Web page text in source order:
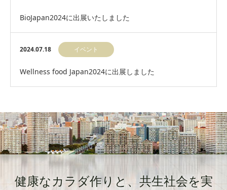
BioJapan2024に出展いたしました
2024.07.18 イベント
Wellness food Japan2024に出展しました
健康なカラダ作りと、共生社会を実